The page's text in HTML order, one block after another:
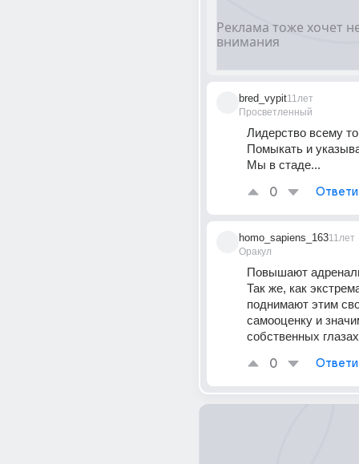
bred_vypit
Просветленный
11лет
Лидерство всему
Помыкать и
Мы в стаде...
0
homo_sapiens_163
Оракул
11лет
Повышают
Так же, как
поднимают этим
самооценку и
собственных
0